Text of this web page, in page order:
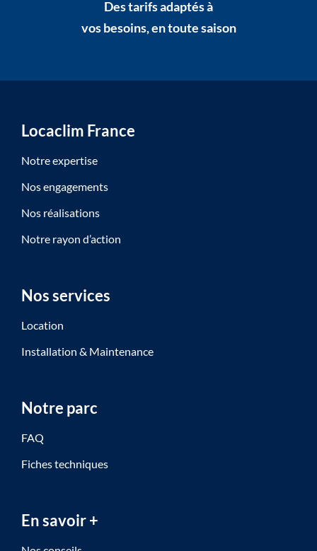
Des tarifs adaptés à
vos besoins, en toute saison
Locaclim France
Notre expertise
Nos engagements
Nos réalisations
Notre rayon d’action
Nos services
Location
Installation & Maintenance
Notre parc
FAQ
Fiches techniques
En savoir +